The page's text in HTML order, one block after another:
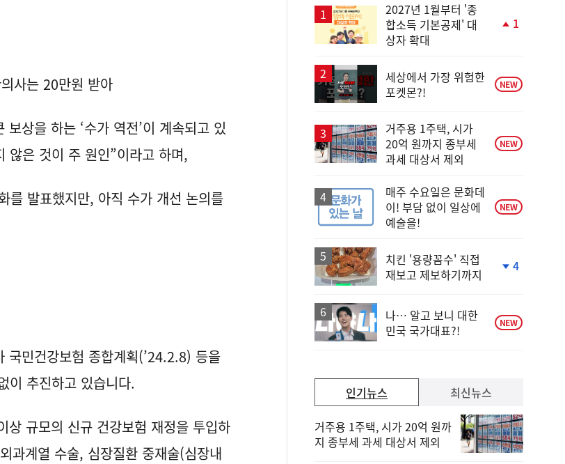
사는 20만원 받아
상을 하는 ‘수가 역전’이 계속되고 있
않은 것이 주 원인”이라고 하며,
를 발표했지만, 아직 수가 개선 논의를
민건강보험 종합계획(’24.2.8) 등을
이 추진하고 있습니다.
규모의 신규 건강보험 재정을 투입하
과계열 수술, 심장질환 중재술(심장내
2027년 1월부터 '종
합소득 기본공제' 대
상자 확대
1
세상에서 가장 위험한
포켓몬?!
NEW
거주용 1주택, 시가
20억 원까지 종부세
과세 대상서 제외
NEW
매주 수요일은 문화데
이! 부담 없이 일상에
예술을!
NEW
치킨 '용량꼼수' 직접
재보고 제보하기까지
락
4
나… 알고 보니 대한
민국 국가대표?!
NEW
인기뉴스
거주용 1주택, 시가 20억 원까
지 종부세 과세 대상서 제외
최신뉴스